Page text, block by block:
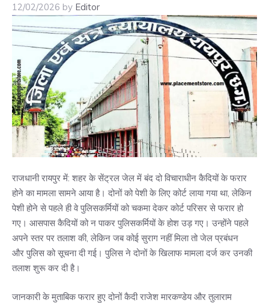
12/02/2026 by Editor
राजधानी रायपुर में: शहर के सेंट्रल जेल में बंद दो विचाराधीन कैदियों के फरार
होने का मामला सामने आया है। दोनों को पेशी के लिए कोर्ट लाया गया था, लेकिन
पेशी होने से पहले ही वे पुलिसकर्मियों को चकमा देकर कोर्ट परिसर से फरार हो
गए। आसपास कैदियों को न पाकर पुलिसकर्मियों के होश उड़ गए। उन्होंने पहले
अपने स्तर पर तलाश की, लेकिन जब कोई सुराग नहीं मिला तो जेल प्रबंधन
और पुलिस को सूचना दी गई। पुलिस ने दोनों के खिलाफ मामला दर्ज कर उनकी
तलाश शुरू कर दी है।
जानकारी के मुताबिक फरार हुए दोनों कैदी राजेश मारकण्डेय और तुलाराम